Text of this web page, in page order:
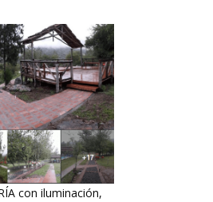
con iluminación,